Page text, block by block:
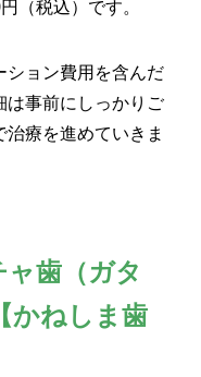
（税込）です。
ョン費用を含んだ
事前にしっかりご
療を進めていきま
歯（ガタ
かねしま歯